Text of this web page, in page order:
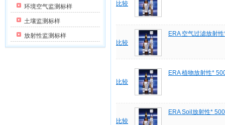
环境空气监测标样
土壤监测标样
放射性监测标样
比较
比较
ERA 空气过滤放射
比较
ERA 植物放射性*
比较
ERA Soil放射性*